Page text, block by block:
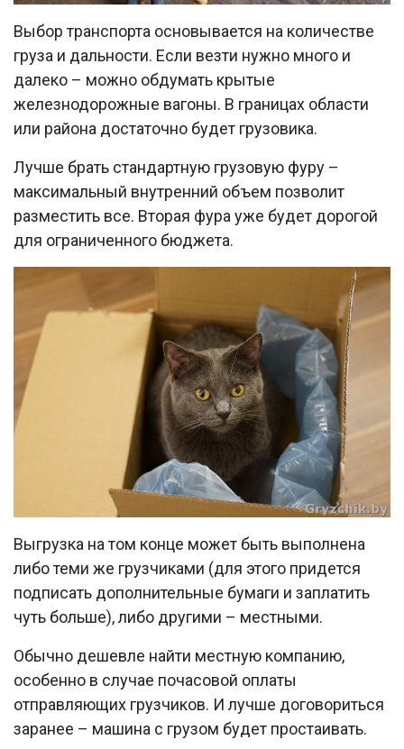
Выбор транспорта основывается на количестве
груза и дальности. Если везти нужно много и
далеко – можно обдумать крытые
железнодорожные вагоны. В границах области
или района достаточно будет грузовика.
Лучше брать стандартную грузовую фуру –
максимальный внутренний объем позволит
разместить все. Вторая фура уже будет дорогой
для ограниченного бюджета.
Выгрузка на том конце может быть выполнена
либо теми же грузчиками (для этого придется
подписать дополнительные бумаги и заплатить
чуть больше), либо другими – местными.
Обычно дешевле найти местную компанию,
особенно в случае почасовой оплаты
отправляющих грузчиков. И лучше договориться
заранее – машина с грузом будет простаивать.